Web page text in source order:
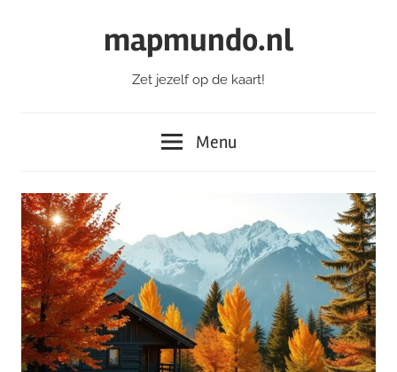
mapmundo.nl
Zet jezelf op de kaart!
Menu